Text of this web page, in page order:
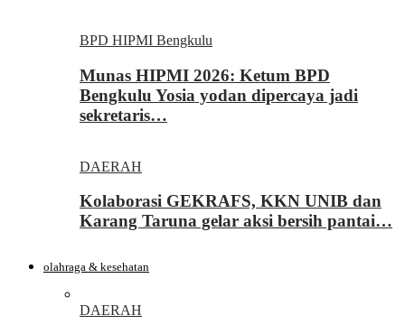
BPD HIPMI Bengkulu
Munas HIPMI 2026: Ketum BPD
Bengkulu Yosia yodan dipercaya jadi
sekretaris…
DAERAH
Kolaborasi GEKRAFS, KKN UNIB dan
Karang Taruna gelar aksi bersih pantai…
olahraga & kesehatan
DAERAH